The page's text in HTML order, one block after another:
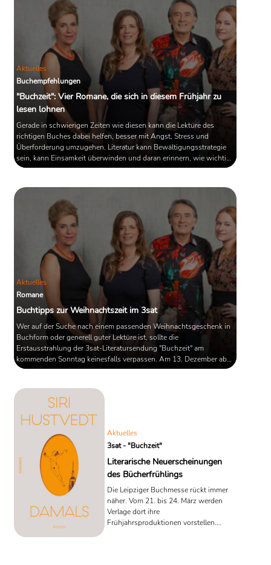
Aktuelles
Buchempfehlungen
"Buchzeit": Vier Romane, die sich in diesem Frühjahr zu
lesen lohnen
Gerade in schwierigen Zeiten wie diesen kann die Lektüre des
richtigen Buches dabei helfen, besser mit Angst, Stress und
Überforderung umzugehen. Literatur kann Bewältigungsstrategie
sein, kann Einsamkeit überwinden und daran erinnern, wie wichtig
es ist, auch in Krisenzeiten hoffnungsvoll zu bleiben. Um Ab- und
Ausgabe der "Buchzeit" besprochen werden. Vier Romane hat man
aus dem breiten Sortiment der Frühjahrs-Programme ausgewählt.
Aktuelles
Romane
Buchtipps zur Weihnachtszeit im 3sat
Wer auf der Suche nach einem passenden Weihnachtsgeschenk in
Buchform oder generell guter Lektüre ist, sollte die
Erstausstrahlung der 3sat-Literatursendung "Buchzeit" am
kommenden Sonntag keinesfalls verpassen. Am 13. Dezember ab
18.00 Uhr sprechen hier Barbara Vinken, Sandra Kegel, Karin
Aktuelles
3sat - "Buchzeit"
Literarische Neuerscheinungen
des Bücherfrühlings
Die Leipziger Buchmesse rückt immer
näher. Vom 21. bis 24. März werden
Verlage dort ihre
Frühjahrsproduktionen vorstellen.